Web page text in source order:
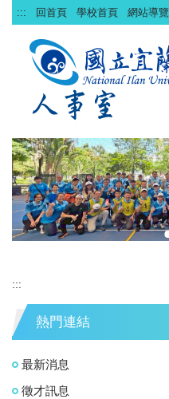
跳
到
::: 回首頁 學校首頁 網站導覽
:::
熱門連結
最新消息
徵才訊息